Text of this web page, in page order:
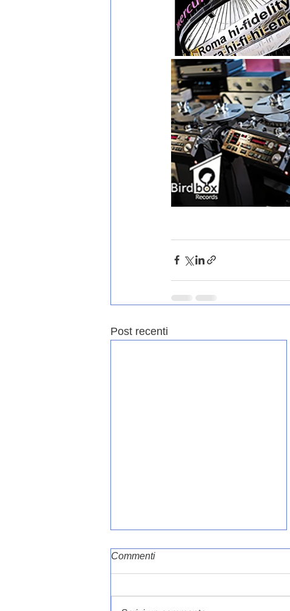
Post recenti
Commenti